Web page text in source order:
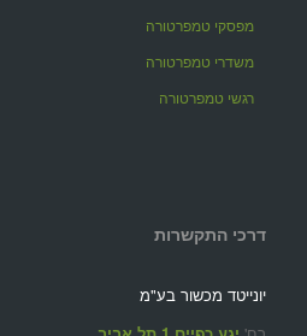
מפסקי טמפרטורה
משדרי טמפרטורה
רגשי טמפרטורה
דרכי התקשרות
יונייטד מכשור בע"מ